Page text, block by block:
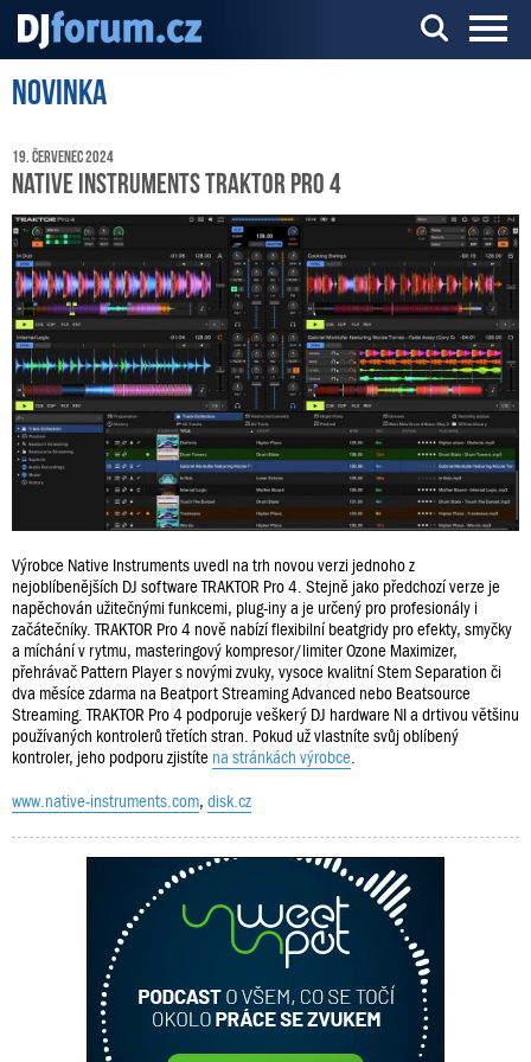
Server o DJ technice a DJingu
Novinka
19. červenec 2024
Native Instruments TRAKTOR Pro 4
Výrobce Native Instruments uvedl na trh novou verzi jednoho z
nejoblíbenějších DJ software TRAKTOR Pro 4. Stejně jako předchozí verze je
napěchován užitečnými funkcemi, plug-iny a je určený pro profesionály i
začátečníky. TRAKTOR Pro 4 nově nabízí flexibilní beatgridy pro efekty, smyčky
a míchání v rytmu, masteringový kompresor/limiter Ozone Maximizer,
přehrávač Pattern Player s novými zvuky, vysoce kvalitní Stem Separation či
dva měsíce zdarma na Beatport Streaming Advanced nebo Beatsource
Streaming. TRAKTOR Pro 4 podporuje veškerý DJ hardware NI a drtivou většinu
používaných kontrolerů třetích stran. Pokud už vlastníte svůj oblíbený
kontroler, jeho podporu zjistíte na stránkách výrobce
www.native-instruments.com, disk.cz